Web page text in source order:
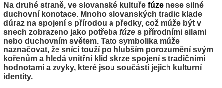
Na druhé straně, ve slovanské kultuře fúze nese silné
duchovní konotace. Mnoho slovanských tradic klade
důraz na spojení s přírodou a předky, což může být v
snech zobrazeno jako potřeba fúze s přírodními silami
nebo duchovním světem. Tato symbolika může
naznačovat, že snící touží po hlubším porozumění svým
kořenům a hledá vnitřní klid skrze spojení s tradičními
hodnotami a zvyky, které jsou součástí jejich kulturní
identity.